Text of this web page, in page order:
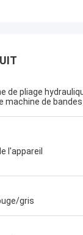
de pliage
machine de
l'appareil
gris